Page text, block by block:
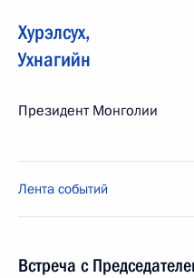
Хурэлсух,
Ухнагийн
Президент Монголии
Лента событий
Встреча с